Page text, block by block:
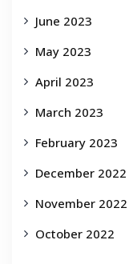
June 2023
May 2023
April 2023
March 2023
February 2023
December 2022
November 2022
October 2022